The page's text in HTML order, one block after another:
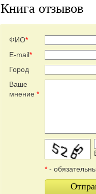
Книга отзывов
ФИО*
E-mail*
Город
Ваше
мнение *
* -